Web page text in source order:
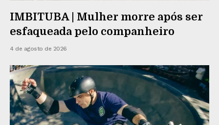
IMBITUBA | Mulher morre após ser
esfaqueada pelo companheiro
4 de agosto de 2026